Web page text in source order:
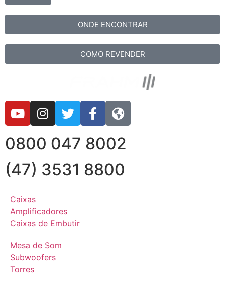
ONDE ENCONTRAR
COMO REVENDER
0800 047 8002
(47) 3531 8800
Caixas
Amplificadores
Caixas de Embutir
Mesa de Som
Subwoofers
Torres